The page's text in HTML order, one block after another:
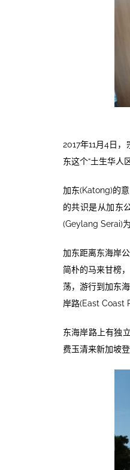
2017年11月4日
东这个“土生华人
加东(Katong)的
的共识是从加东
(Geylang Serai)
加东距离东海岸
简朴的马来甘榜
荡，游行到加东
岸路(East Coast
东海岸路上有独
费玉清来新加坡